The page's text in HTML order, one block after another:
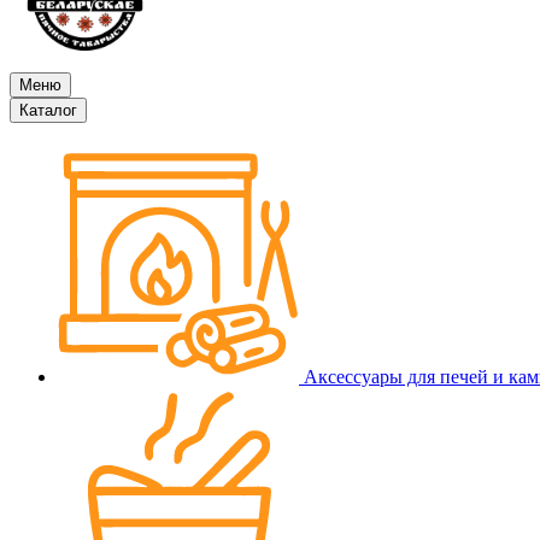
Меню
Каталог
Аксессуары для печей и